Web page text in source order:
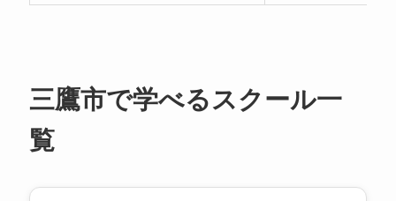
三鷹市で学べるスクール一
覧